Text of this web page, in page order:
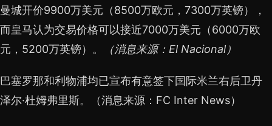
曼城开价9900万美元（8500万欧元，7300万英镑），
而皇马认为交易价格可以接近7000万美元（6000万欧
元，5200万英镑）。
（消息来源：El Nacional）
巴塞罗那和利物浦均已宣布有意签下国际米兰右后卫丹
泽尔·杜姆弗里斯。（消息来源：FC Inter News）